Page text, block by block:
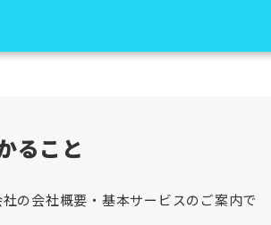
ること
の会社概要・基本サービスのご案内で